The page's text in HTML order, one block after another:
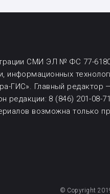
СМИ ЭЛ № ФС 77-
информационных
ГИС». Главный редактор
редакции: 8 (846) 201-08-
возможнатолько
© Copyright